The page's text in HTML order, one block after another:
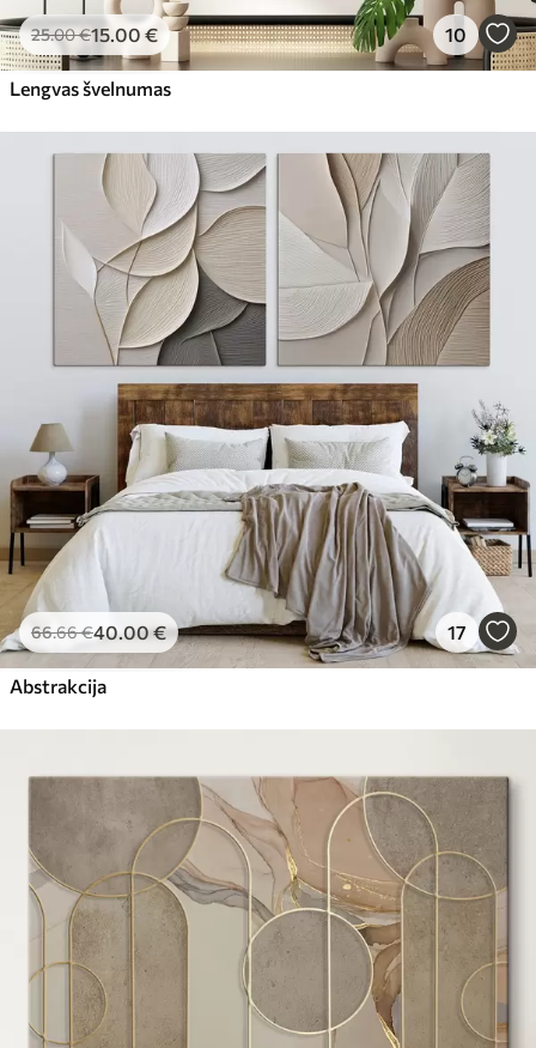
25.00€15.00 € 10
Lengvas švelnumas
66.66€40.00€ 17
Abstrakcija